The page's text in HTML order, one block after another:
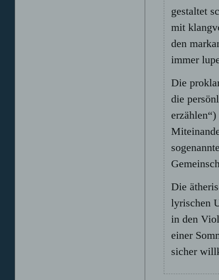
gestaltet
mit
den
immer
Die
die
Die
lyrischen
in den
einer
sicher